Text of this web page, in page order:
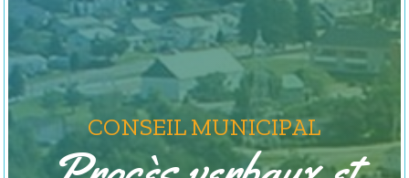
CONSEIL MUNICIPAL